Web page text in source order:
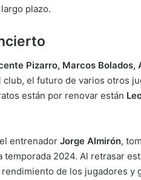
plazo.
Pizarro, Marcos Bolados,
el futuro de varios otros
están por renovar están
entrenador Jorge Almirón,
2024. Al retrasar
de los jugadores y